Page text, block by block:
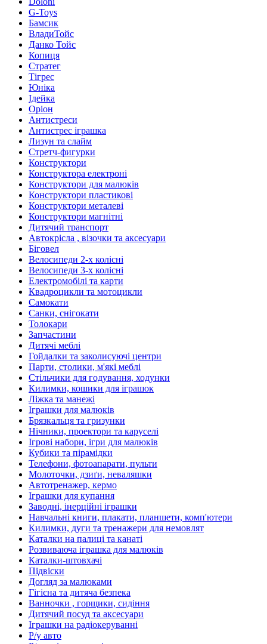
G-Toys
Бамсик
ВладиТойс
Данко Тойс
Копиця
Стратег
Тігрес
Юніка
Ідейка
Оріон
Антистреси
Антистрес іграшка
Лизун та слайм
Стретч-фигурки
Конструктори
Конструктора електроні
Конструктори для малюків
Конструктори пластикові
Конструктори металеві
Конструктори магнітні
Дитячий транспорт
Автокрісла , візочки та аксесуари
Біговел
Велосипеди 2-х колісні
Велосипеди 3-х колісні
Електромобілі та карти
Квадроцикли та мотоцикли
Самокати
Санки, снігокати
Толокари
Запчастини
Дитячі меблі
Гойдалки та заколисуючі центри
Парти, столики, м'які меблі
Стільчики для годування, ходунки
Килимки, кошики для іграшок
Ліжка та манежі
Іграшки для малюків
Брязкальця та гризунки
Нічники, проектори та каруселі
Ігрові набори, ігри для малюків
Кубики та пірамідки
Телефони, фотоапарати, пульти
Молоточки, дзиґи, неваляшки
Автотренажер, кермо
Іграшки для купання
Заводні, інерційні іграшки
Навчальні книги, плакати, планшети, комп'ютери
Килимки, дуги та тренажери для немовлят
Каталки на палиці та канаті
Розвиваюча іграшка для малюків
Каталки-штовхачі
Підвіски
Догляд за малюками
Гігієна та дитяча безпека
Ванночки , горщики, сидіння
Дитячий посуд та аксесуари
Іграшки на радіокеруванні
Р/у авто